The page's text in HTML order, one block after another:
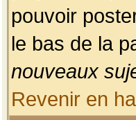
pouvoir
le bas de la
nouveaux
Revenir en